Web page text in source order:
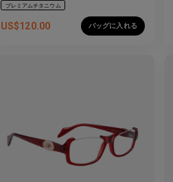
プレミアムチタニウム
US$120.00 バッグに入れる